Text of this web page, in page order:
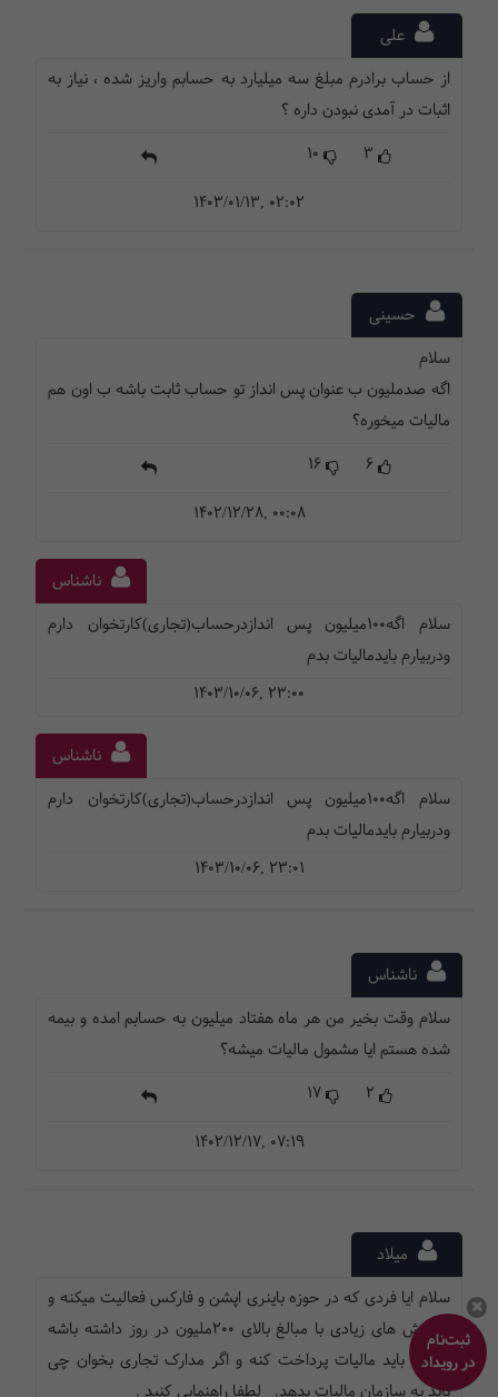
ثبت‌نام
در رویداد
علی
از حساب برادرم مبلغ سه میلیارد به حسابم واریز شده ، نیاز به
اثبات در آمدی نبودن داره ؟
3
10
1403/01/13, 02:02
حسینی
سلام
اگه صدملیون ب عنوان پس انداز تو حساب ثابت باشه ب اون هم
مالیات میخوره؟
6
16
1402/12/28, 00:08
ناشناس
سلام اگه۱۰۰میلیون پس اندازدرحساب(تجاری)کارتخوان دارم
ودربیارم بایدمالیات بدم
1403/10/06, 23:00
ناشناس
سلام اگه۱۰۰میلیون پس اندازدرحساب(تجاری)کارتخوان دارم
ودربیارم بایدمالیات بدم
1403/10/06, 23:01
ناشناس
سلام وقت بخير من هر ماه هفتاد ميليون به حسابم امده و بيمه
شده هستم ايا مشمول ماليات ميشه؟
17
1402/12/17, 07:19
میلاد
سلام ایا فردی که در حوزه باینری اپشن و فارکس فعالیت میکنه و
تراکنش های زیادی با مبالغ بالای 200ملیون در روز داشته باشه
چگونه باید مالیات پرداخت کنه و اگر مدارک تجاری بخوان چی
باید به سازمان مالیات بدهد. لطفا راهنمایی کنید .